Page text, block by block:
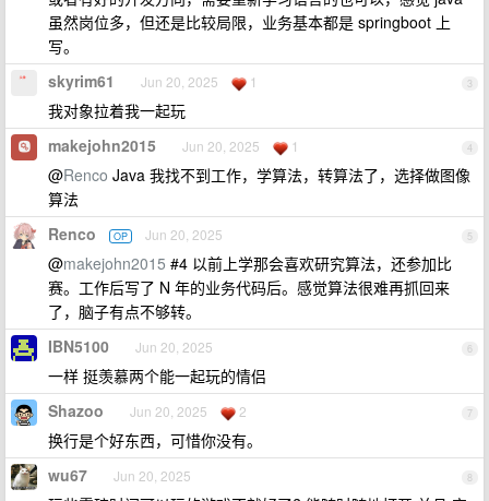
虽然岗位多，但还是比较局限，业务基本都是 springboot 上
写。
3
skyrim61 Jun 20, 2025 1
我对象拉着我一起玩
4
makejohn2015 Jun 20, 2025 1
@Renco Java 我找不到工作，学算法，转算法了，选择做图像
算法
5
Renco OP Jun 20, 2025
@makejohn2015 #4 以前上学那会喜欢研究算法，还参加比
赛。工作后写了 N 年的业务代码后。感觉算法很难再抓回来
了，脑子有点不够转。
6
IBN5100 Jun 20, 2025
一样 挺羡慕两个能一起玩的情侣
7
Shazoo Jun 20, 2025 2
换行是个好东西，可惜你没有。
8
wu67 Jun 20, 2025